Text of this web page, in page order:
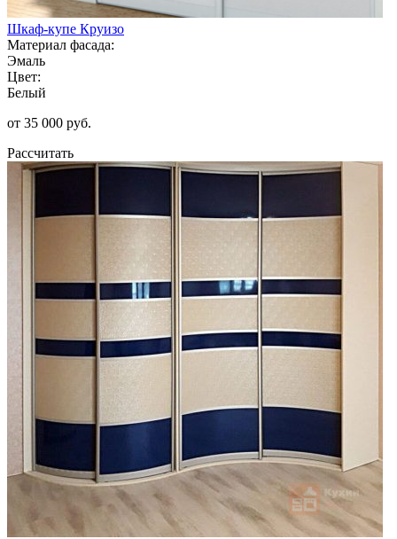
Шкаф-купе Круизо
Материал фасада:
Эмаль
Цвет:
Белый
от 35 000 руб.
Рассчитать